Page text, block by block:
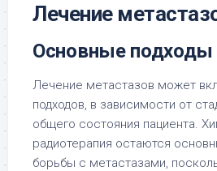
Лечение
Основные подходы
Лечение метастазов может
подходов, в зависимости от
общего состояния пациента.
радиотерапия остаются
борьбы с метастазами,